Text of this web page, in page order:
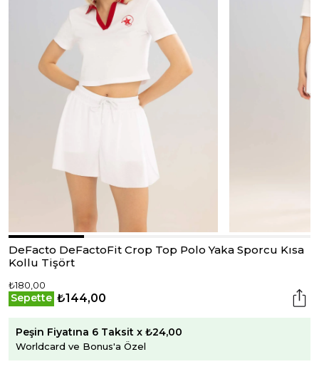
DeFacto DeFactoFit Crop Top Polo Yaka Sporcu Kısa
Kollu Tişört
₺180,00
Sepette ₺144,00
Peşin Fiyatına 6 Taksit x ₺24,00
Worldcard ve Bonus'a Özel